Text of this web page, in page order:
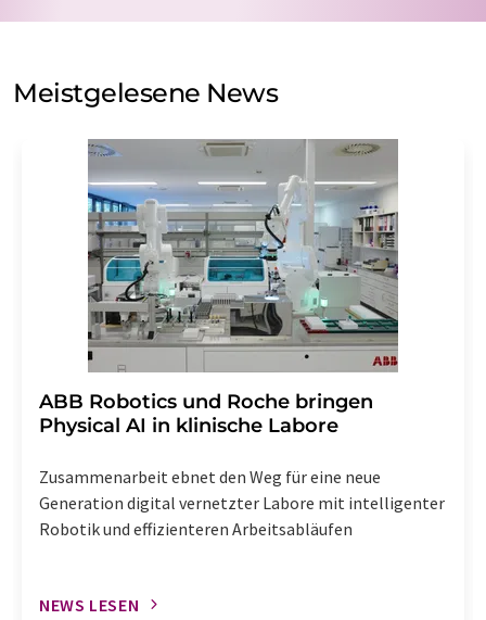
auf Basis unsererDatenschutzerklärung. LUMITOS darf
Meinungsforschung per E-Mail kontaktieren. Ihre
Einwilligung können Sie jederzeit ohne Angabe von
Str. 2, 12489 Berlin oder per E-Mail unter
widerruf@lumitos.commit Wirkung für die Zukunft
widerrufen. Zudem ist in jeder E-Mail ein Link zur
Abbestellung des entsprechenden Newsletters
enthalten.
Meistgelesene News
​​​​​​​ABB Robotics und Roche bringen
Physical AI in klinische Labore
Zusammenarbeit ebnet den Weg für eine neue
Generation digital vernetzter Labore mit intelligenter
Robotik und effizienteren Arbeitsabläufen
NEWS LESEN